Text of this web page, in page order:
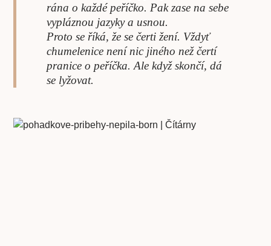
rána o každé peříčko. Pak zase na sebe
vypláznou jazyky a usnou.
Proto se říká, že se čerti žení. Vždyť
chumelenice není nic jiného než čertí
pranice o peříčka. Ale když skončí, dá
se lyžovat.